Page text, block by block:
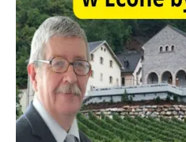
Ciemna strona podręcznikowych